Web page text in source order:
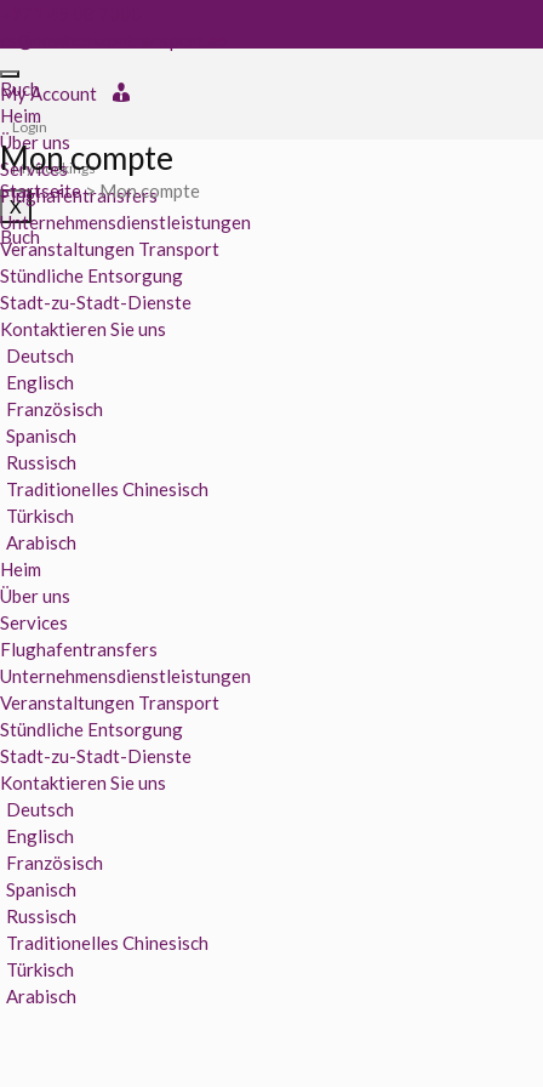
My Account
Login
My Bookings
X
Buch
Buch
Heim
Über uns
Services
Flughafentransfers
Unternehmensdienstleistungen
Veranstaltungen Transport
Stündliche Entsorgung
Stadt-zu-Stadt-Dienste
Kontaktieren Sie uns
Deutsch
Englisch
Französisch
Spanisch
Russisch
Traditionelles Chinesisch
Türkisch
Arabisch
Heim
Über uns
Services
Flughafentransfers
Unternehmensdienstleistungen
Veranstaltungen Transport
Stündliche Entsorgung
Stadt-zu-Stadt-Dienste
Kontaktieren Sie uns
Deutsch
Englisch
Französisch
Spanisch
Russisch
Traditionelles Chinesisch
Türkisch
Arabisch
Mon compte
Startseite> Mon compte